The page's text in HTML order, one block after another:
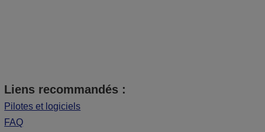
Liens recommandés :
Pilotes et logiciels
FAQ